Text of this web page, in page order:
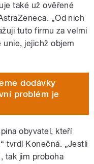
také už ověřené
„Od nich
tuto firmu za velmi
unie, jejichž objem
dodávky
problém je
obyvatel, kteří
“ tvrdí Konečná. „Jestli
tak jim proboha